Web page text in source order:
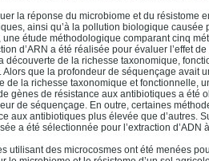
la réponse du microbiome et du résistome
ainsi qu’à la pollution biologique causée
étude méthodologique comparant cinq
d’ARN a été réalisée pour évaluer l’effet de
découverte de la richesse taxonomique,
que la profondeur de séquençage avait
de la richesse taxonomique et fonctionnelle,
gènes de résistance aux antibiotiques a été
de séquençage. En outre, certaines
aux antibiotiques plus élevée que d’autres.
a été sélectionnée pour l’extraction d’ADN
utilisant des microcosmes ont été menées